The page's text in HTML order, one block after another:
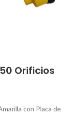
Orificios
con Placa de